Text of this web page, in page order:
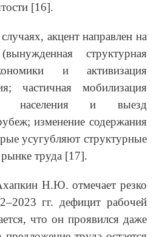
[16].
акцент направлен на
структурная
и активизация
частичная мобилизация
населения и выезд
изменение содержания
усугубляют структурные
труда [17].
Н.Ю. отмечает резко
гг. дефицит рабочей
что он проявился даже